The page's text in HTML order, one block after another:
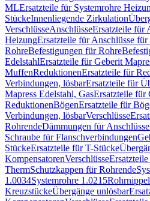
MLErsatzteile für Systemrohre
StückeInnenliegende Zirkulation
VerschlüsseAnschlüsseErsatzteile für
HeizungErsatzteile für Anschlüsse
RohreBefestigungen für Rohre
EdelstahlErsatzteile für Geberit
MuffenReduktionenErsatzteile für
Verbindungen, lösbarErsatzteile für
Mapress Edelstahl, GasErsatzteile für
ReduktionenBögenErsatzteile für
Verbindungen, lösbarVerschlüsse
RohrendeDämmungen für Anschlüsse
Schraube für Flanschverbindungen
StückeErsatzteile für T-Stücke
KompensatorenVerschlüsse
ThermSchutzkappen für Rohrende
1.0034Systemrohre 1.0215Rohrnippel
KreuzstückeÜbergänge unlösbar